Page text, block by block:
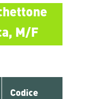
M/F
Codice